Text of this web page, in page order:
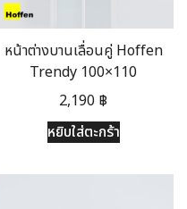
หน้าต่างบานเลื่อนคู่ Hoffen
Trendy 100×110
2,190 ฿
หยิบใส่ตะกร้า